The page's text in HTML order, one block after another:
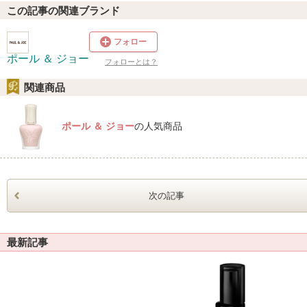
この記事の関連ブランド
ポール ＆ ジョー
フォロー
フォローとは？
関連商品
ポール ＆ ジョーの人気商品
次の記事
最新記事